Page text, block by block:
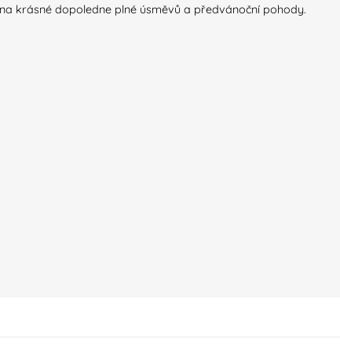
krásné dopoledne plné úsměvů a předvánoční pohody.